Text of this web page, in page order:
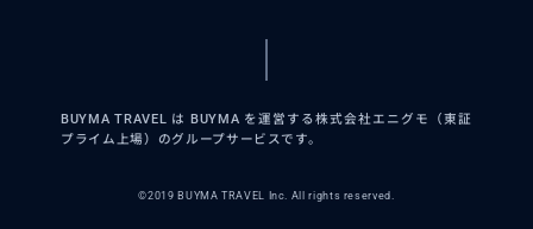
BUYMA TRAVEL は BUYMA を運営する株式会社エニグモ（東証
プライム上場）のグループサービスです。
©2019 BUYMA TRAVEL Inc. All rights reserved.